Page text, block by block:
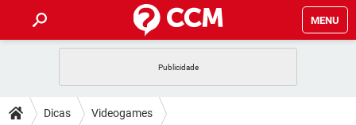
MENU
CELULAR
DICAS
Dicas Videogames